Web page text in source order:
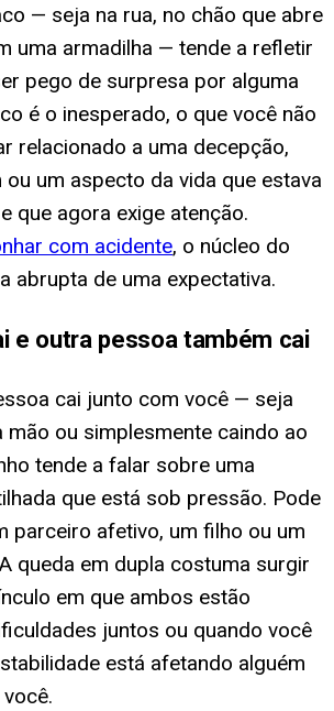
— seja na rua, no chão que abre
uma armadilha — tende a refletir
pego de surpresa por alguma
é o inesperado, o que você não
relacionado a uma decepção,
ou um aspecto da vida que estava
que agora exige atenção.
com acidente, o núcleo do
abrupta de uma expectativa.
e outra pessoa também cai
cai junto com você — seja
mão ou simplesmente caindo ao
tende a falar sobre uma
que está sob pressão. Pode
parceiro afetivo, um filho ou um
queda em dupla costuma surgir
em que ambos estão
juntos ou quando você
está afetando alguém